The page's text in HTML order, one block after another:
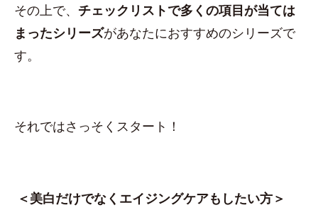
その上で、 チェックリストで多くの項目が当ては
まったシリーズがあなたにおすすめのシリーズで
す。
それではさっそくスタート！
＜美白だけでなくエイジングケアもしたい方＞